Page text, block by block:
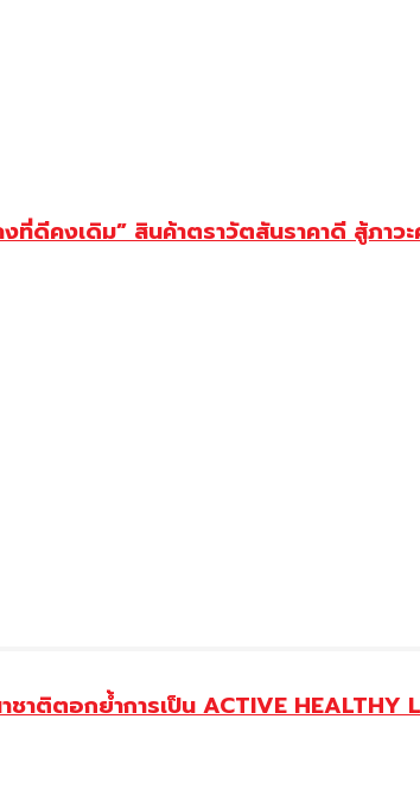
ดีคงเดิม” สินค้าตราวัตสันราคาดี สู้ภาว
ชาติตอกย้ำการเป็น ACTIVE